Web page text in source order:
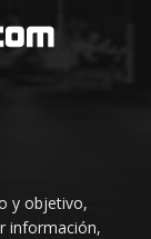
y objetivo,
información,